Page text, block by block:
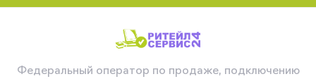
Федеральный оператор по продаже, подключению